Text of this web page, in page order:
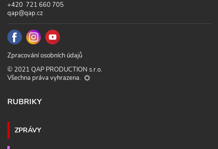
+420 721 660 705
qap@qap.cz
Zpracování osobních údajů
© 2021 QAP PRODUCTION s.r.o.
Všechna práva vyhrazena.
RUBRIKY
ZPRÁVY